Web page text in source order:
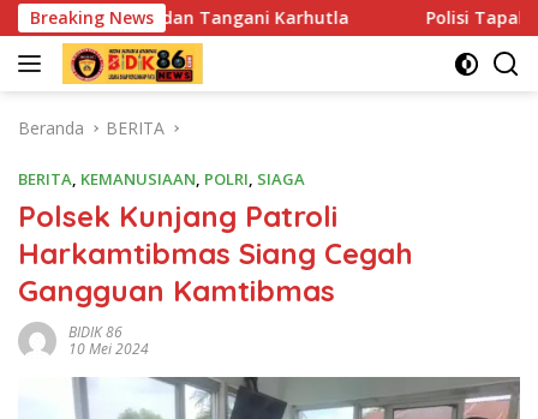
Langsung
ke
konten
Breaking News
Tangani Karhutla Polisi Tapal Batas dan
Beranda BERITA
BERITA, KEMANUSIAAN, POLRI, SIAGA
Polsek Kunjang Patroli
Harkamtibmas Siang Cegah
Gangguan Kamtibmas
BIDIK 86
10 Mei 2024